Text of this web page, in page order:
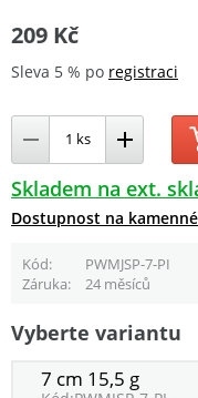
209 Kč
Sleva 5 % po registraci
Skladem na ext.
Dostupnost na
Kód PWMJSP-7-PI
Záruka
24 měsíců
Vyberte variantu
7 cm 15,5 g